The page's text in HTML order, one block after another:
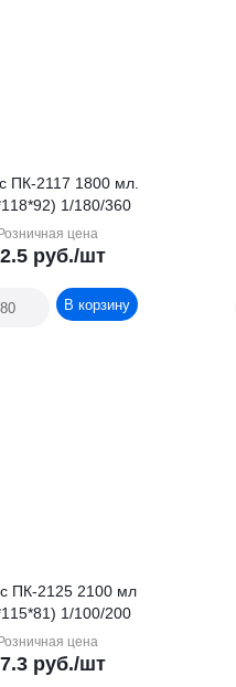
ПК-2117 1800 мл.
1/180/360
Розничная цена
руб./шт
В корзину
ПК-2125 2100 мл
1/100/200
Розничная цена
руб./шт